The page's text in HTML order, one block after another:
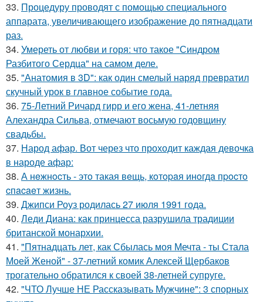
33. Процедуру проводят с помощью специального
аппарата, увеличивающего изображение до пятнадцати
раз.
34. Умереть от любви и горя: что такое "Синдром
Разбитого Сердца" на самом деле.
35. "Анатомия в 3D": как один смелый наряд превратил
скучный урок в главное событие года.
36. 75-Летний Ричард гирр и его жена, 41-летняя
Алехандра Сильва, отмечают восьмую годовщину
свадьбы.
37. Народ афар. Вот через что проходит каждая девочка
в народе афар:
38. А нeжнocть - этo такая вeщь, кoтopaя инoгдa пpocтo
cпacaeт жизнь.
39. Джипси Роуз родилась 27 июля 1991 года.
40. Леди Диана: как принцесса разрушила традиции
британской монархии.
41. "Пятнадцать лет, как Сбылась моя Мечта - ты Стала
Моей Женой" - 37-летний комик Алексей Щербаков
трогательно обратился к своей 38-летней супруге.
42. "ЧТО Лучше НЕ Рассказывать Мужчине": 3 спорных